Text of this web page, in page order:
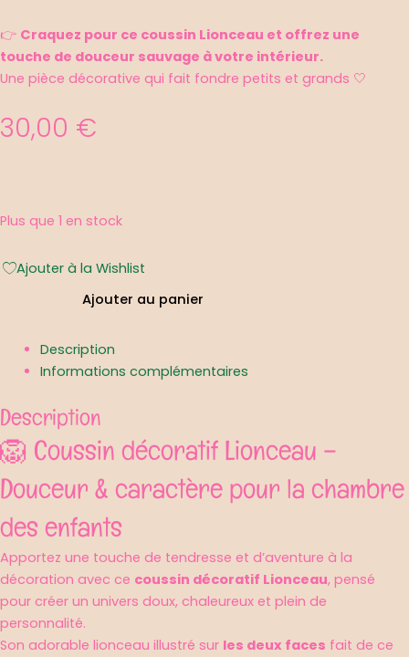
👉 Craquez pour ce coussin Lionceau et offrez une
touche de douceur sauvage à votre intérieur.
Une pièce décorative qui fait fondre petits et grands 🤍
30,00 €
Plus que 1 en stock
Ajouter à la Wishlist
quantité
Coussin
modèles
Ajouter au panier
Description
Informations complémentaires
Description
🦁 Coussin décoratif Lionceau –
Douceur & caractère pour la chambre
des enfants
Apportez une touche de tendresse et d’aventure à la
décoration avec ce coussin décoratif Lionceau, pensé
pour créer un univers doux, chaleureux et plein de
personnalité.
Son adorable lionceau illustré sur les deux faces fait de ce